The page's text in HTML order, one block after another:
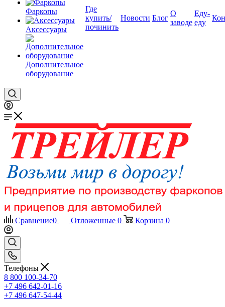
Фаркопы
Аксессуары
Дополнительное
оборудование
Где
купить/
починить
Новости Блог
О
заводе
Еду-
еду
Сравнение0 Отложенные 0 Корзина 0
Телефоны
8 800 100-34-70
+7 496 642-01-16
+7 496 647-54-44